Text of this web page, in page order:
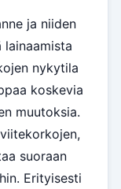
ja niiden
nykytila
koskevia
muutoksia.
suoraan
Erityisesti